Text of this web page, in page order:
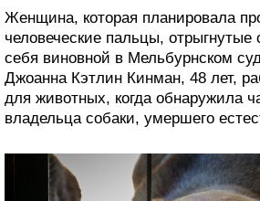
Женщина, которая планировала
человеческие пальцы, отрыгнутые
себя виновной в Мельбурнском
Джоанна Кэтлин Кинман, 48 лет,
для животных, когда обнаружила
владельца собаки, умершего